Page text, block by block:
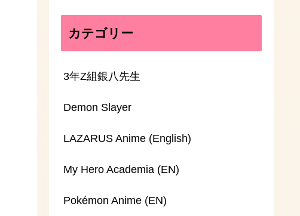
カテゴリー
3年Z組銀八先生
Demon Slayer
LAZARUS Anime (English)
My Hero Academia (EN)
Pokémon Anime (EN)